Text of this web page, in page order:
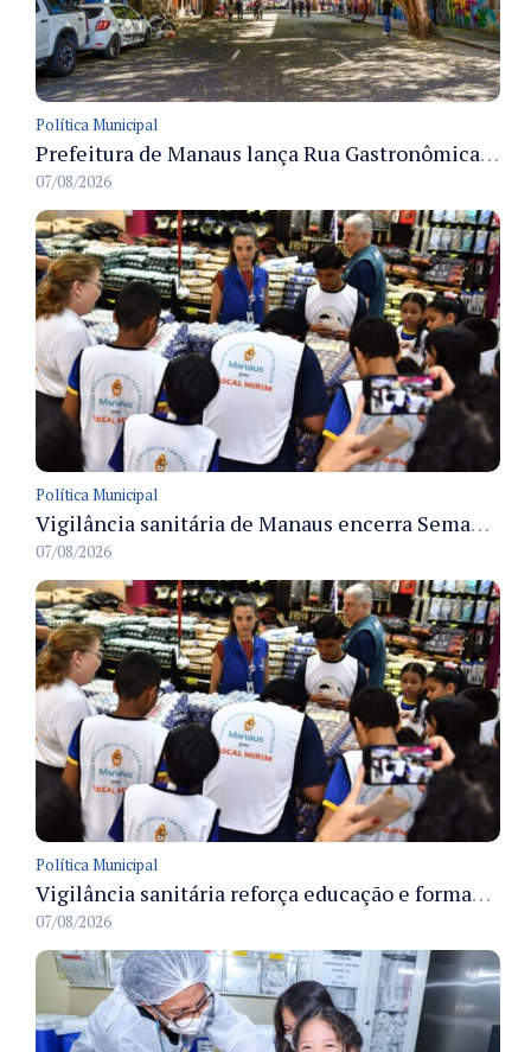
Política Municipal
Prefeitura de Manaus lança Rua Gastronômica preservando as 17 árvores da Ferreira Pena no Centro
07/08/2026
Política Municipal
Vigilância sanitária de Manaus encerra Semana da Vigilância com painel para médicos recém-formados e projeto Fiscal Mirim
07/08/2026
Política Municipal
Vigilância sanitária reforça educação e formação de médicos em Manaus na Semana da Vigilância 2026
07/08/2026